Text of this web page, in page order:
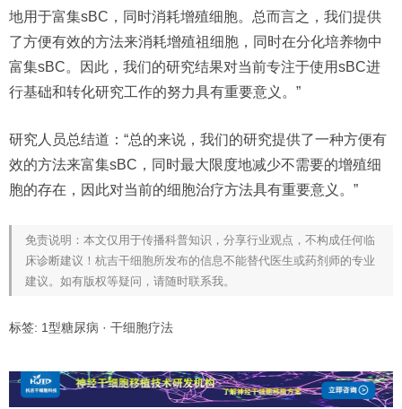
地用于富集sBC，同时消耗增殖细胞。总而言之，我们提供
了方便有效的方法来消耗增殖祖细胞，同时在分化培养物中
富集sBC。因此，我们的研究结果对当前专注于使用sBC进
行基础和转化研究工作的努力具有重要意义。”
研究人员总结道：“总的来说，我们的研究提供了一种方便有
效的方法来富集sBC，同时最大限度地减少不需要的增殖细
胞的存在，因此对当前的细胞治疗方法具有重要意义。”
免责说明：本文仅用于传播科普知识，分享行业观点，不构成任何临
床诊断建议！杭吉干细胞所发布的信息不能替代医生或药剂师的专业
建议。如有版权等疑问，请随时联系我。
标签: 1型糖尿病 · 干细胞疗法